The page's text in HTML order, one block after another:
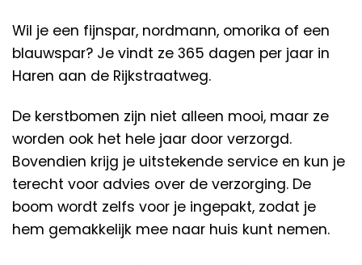
Wil je een fijnspar, nordmann, omorika of een
blauwspar? Je vindt ze 365 dagen per jaar in
Haren aan de Rijkstraatweg.
De kerstbomen zijn niet alleen mooi, maar ze
worden ook het hele jaar door verzorgd.
Bovendien krijg je uitstekende service en kun je
terecht voor advies over de verzorging. De
boom wordt zelfs voor je ingepakt, zodat je
hem gemakkelijk mee naar huis kunt nemen.